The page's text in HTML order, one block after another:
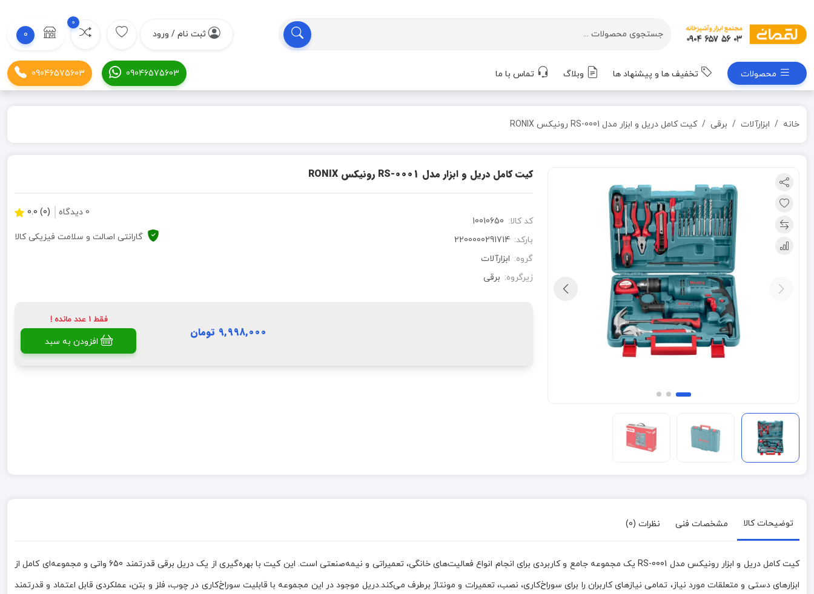
ثبت نام / ورود
0
0
محصولات تخفیف ها و پیشنهاد ها وبلاگ تماس با ما 09046575603
09046575603
خانه ابزارآلات برقی کیت کامل دریل و ابزار مدل RS-0001 رونیکس RONIX
کیت کامل دریل و ابزار مدل RS-0001 رونیکس RONIX
کد کالا: 10010650
بارکد: 2200000291714
گروه: ابزارآلات
زیرگروه: برقی
0 دیدگاه (0) 0.0
گارانتی اصالت و سلامت فیزیکی کالا
9,998,000 تومان
فقط 1 عدد مانده !
افزودن به سبد
توضیحات کالا مشخصات فنی نظرات (0)
کیت کامل دریل و ابزار رونیکس مدل RS-0001 یک مجموعه جامع و کاربردی برای انجام انواع فعالیت‌های خانگی، تعمیراتی و نیمه‌صنعتی است. این کیت با بهره‌گیری از یک دریل برقی قدرتمند 650 واتی و مجموعه‌ای کامل از
ابزارهای دستی و متعلقات مورد نیاز، تمامی نیازهای کاربران را برای سوراخ‌کاری، نصب، تعمیرات و مونتاژ برطرف می‌کند.دریل موجود در این مجموعه با قابلیت سوراخ‌کاری در چوب، فلز و بتن، عملکردی قابل اعتماد و قدرتمند